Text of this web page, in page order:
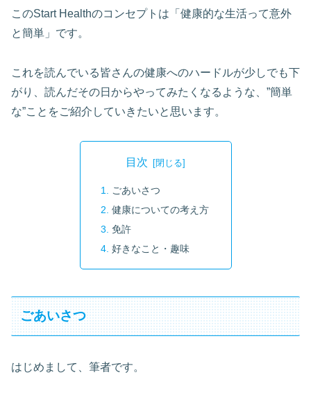
このStart Healthのコンセプトは「健康的な生活って意外
と簡単」です。
これを読んでいる皆さんの健康へのハードルが少しでも下
がり、読んだその日からやってみたくなるような、”簡単
な”ことをご紹介していきたいと思います。
目次
ごあいさつ
健康についての考え方
免許
好きなこと・趣味
ごあいさつ
はじめまして、筆者です。